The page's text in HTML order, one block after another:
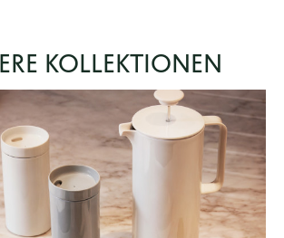
KOLLEKTIONEN